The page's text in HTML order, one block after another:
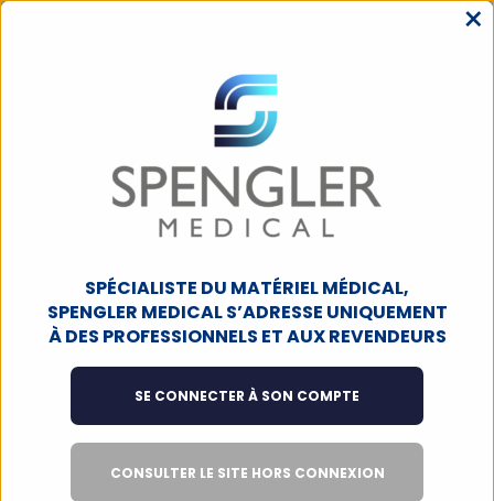
CONSOMMABLES GLYCÉMIE
Glycémie
Filtres produit
SPÉCIALISTE DU MATÉRIEL MÉDICAL,
SPENGLER MEDICAL S’ADRESSE UNIQUEMENT
À DES PROFESSIONNELS ET AUX REVENDEURS
SE CONNECTER À SON COMPTE
CONSULTER LE SITE HORS CONNEXION
×